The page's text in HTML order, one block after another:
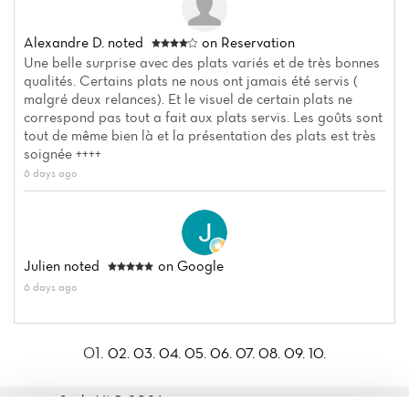
Alexandre D. noted
on Reservation
Une belle surprise avec des plats variés et de très bonnes
qualités. Certains plats ne nous ont jamais été servis (
malgré deux relances). Et le visuel de certain plats ne
correspond pas tout a fait aux plats servis. Les goûts sont
tout de même bien là et la présentation des plats est très
soignée ++++
6 days ago
Julien noted on Google
6 days ago
01. 02. 03. 04. 05. 06. 07. 08. 09. 10.